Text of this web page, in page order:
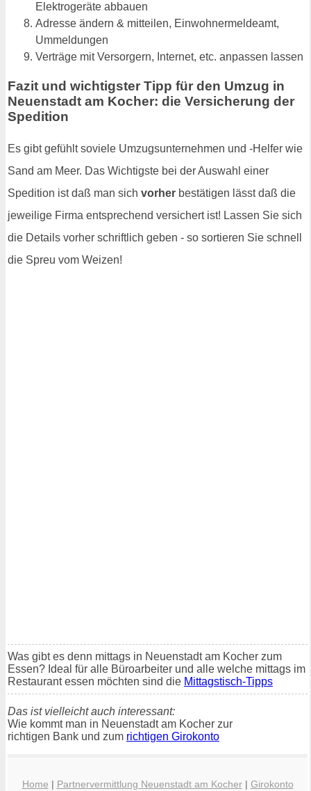
Elektrogeräte abbauen
Adresse ändern & mitteilen, Einwohnermeldeamt,
Ummeldungen
Verträge mit Versorgern, Internet, etc. anpassen lassen
Fazit und wichtigster Tipp für den Umzug in
Neuenstadt am Kocher: die Versicherung der
Spedition
Es gibt gefühlt soviele Umzugsunternehmen und -Helfer wie
Sand am Meer. Das Wichtigste bei der Auswahl einer
Spedition ist daß man sich vorher bestätigen lässt daß die
jeweilige Firma entsprechend versichert ist! Lassen Sie sich
die Details vorher schriftlich geben - so sortieren Sie schnell
die Spreu vom Weizen!
Was gibt es denn mittags in Neuenstadt am Kocher zum
Essen? Ideal für alle Büroarbeiter und alle welche mittags im
Restaurant essen möchten sind die Mittagstisch-Tipps
Das ist vielleicht auch interessant:
Wie kommt man in Neuenstadt am Kocher zur
richtigen Bank und zum richtigen Girokonto
Home | Partnervermittlung Neuenstadt am Kocher| Girokonto